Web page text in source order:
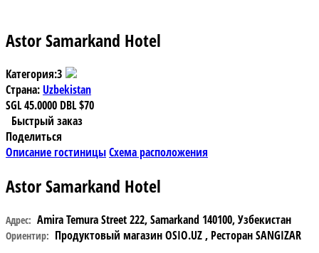
Astor Samarkand Hotel
Категория:3
Страна: Uzbekistan
SGL45.0000 DBL$70
Быстрый заказ
Поделиться
Описание гостиницыСхема расположения
Astor Samarkand Hotel
Адрес: Amira Temura Street 222, Samarkand 140100, Узбекистан
Ориентир: Продуктовый магазин OSIO.UZ , Ресторан SANGIZAR